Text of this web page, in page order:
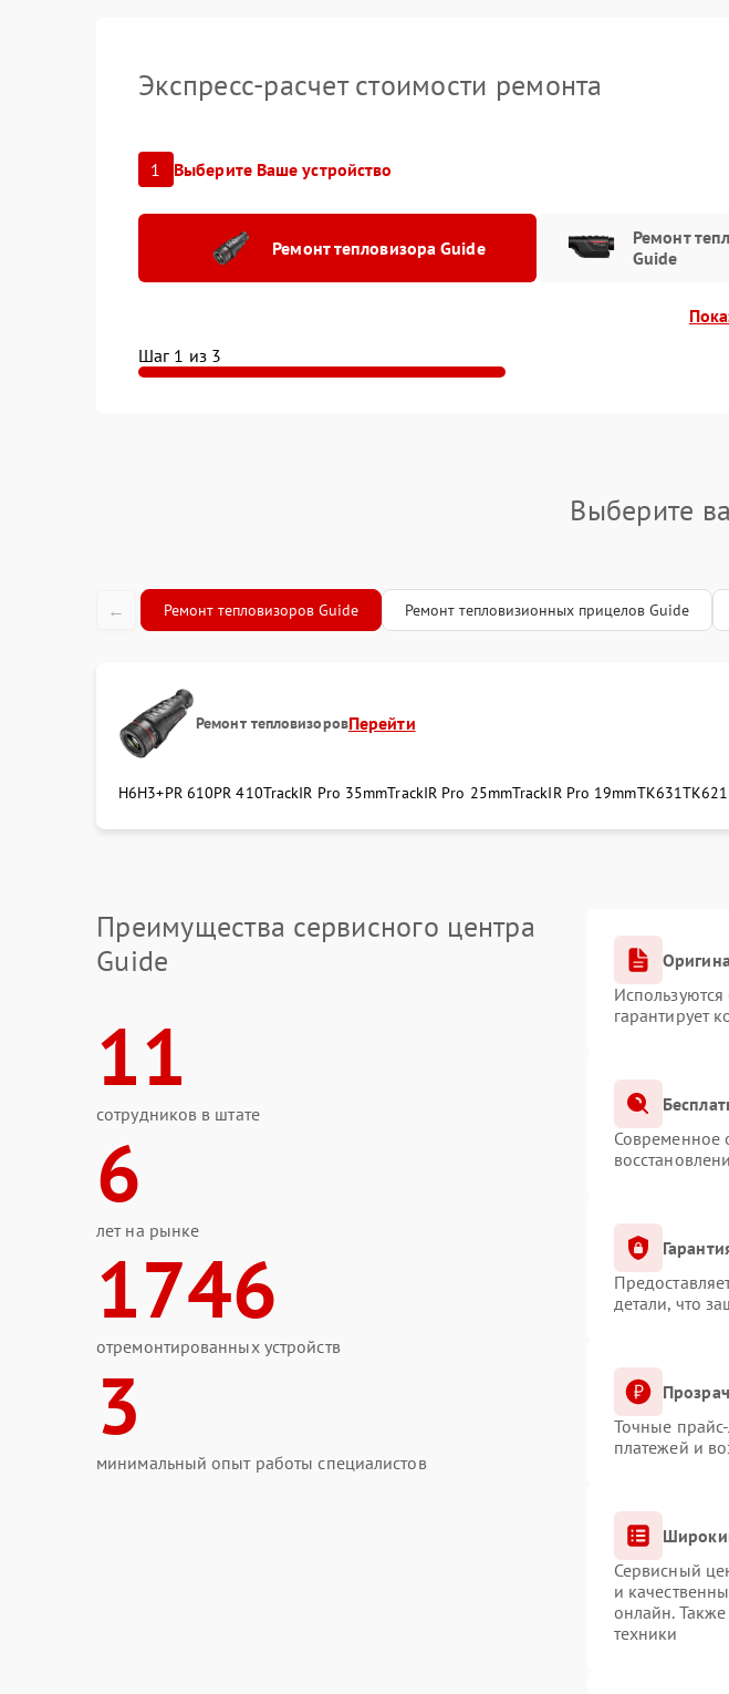
Замена шим контроллера
Ремонт платы управления
(восстановление)
Экспресс-расчет стоимости ремонта
1 Выберите Ваше устройство
Ремонт тепловизора Guide
Ремонт
Guide
Шаг 1 из 3
Выберите
← Ремонт тепловизоров Guide Ремонт тепловизионных прицелов Guide
Ремонт тепловизоровПерейти
H6H3+PR 610PR 410TrackIR Pro 35mmTrackIR Pro 25mmTrackIR Pro 19mmTK631TK621
Преимущества сервисного центра
Guide
11
сотрудников в штате
6
лет на рынке
1746
отремонтированных устройств
3
минимальный опыт работы специалистов
гарантирует
Современное
детали, что
Точные
платежей и
Сервисный
и
онлайн.
техники